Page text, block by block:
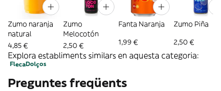
Zumo naranja
natural
4,85 €
Zumo
Melocotón
2,50 €
Fanta Naranja
1,99 €
Zumo Piña
2,50 €
Explora establiments similars en aquesta categoria:
FlecaDolços
Preguntes freqüents